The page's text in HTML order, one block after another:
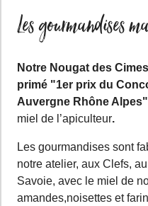
Les gourmandises
Notre Nougat des
primé "1er prix du
Auvergne Rhône Alpes"
miel de l’apiculteur.
Les gourmandises sont
notre atelier, aux Clefs,
Savoie, avec le miel de
amandes,noisettes et